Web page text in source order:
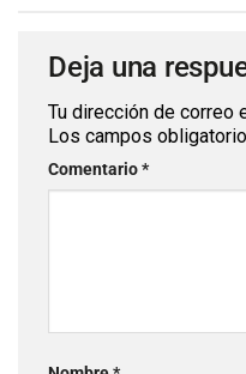
Deja una
Tu dirección de correo
Los campos
Comentario*